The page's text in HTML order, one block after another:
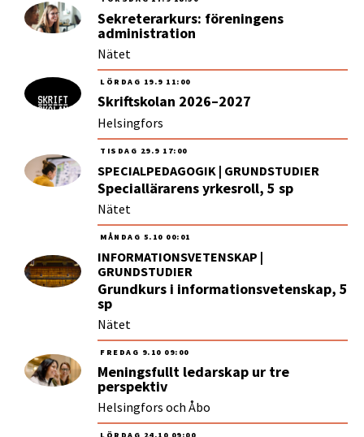
Sekreterarkurs: föreningens
administration
Nätet
LÖRDAG 19.9 11:00
Skriftskolan 2026–2027
Helsingfors
TISDAG 29.9 17:00
SPECIALPEDAGOGIK | GRUNDSTUDIER
Speciallärarens yrkesroll, 5 sp
Nätet
MÅNDAG 5.10 00:01
INFORMATIONSVETENSKAP |
GRUNDSTUDIER
Grundkurs i informationsvetenskap, 5
sp
Nätet
FREDAG 9.10 09:00
Meningsfullt ledarskap ur tre
perspektiv
Helsingfors och Åbo
LÖRDAG 24.10 09:00